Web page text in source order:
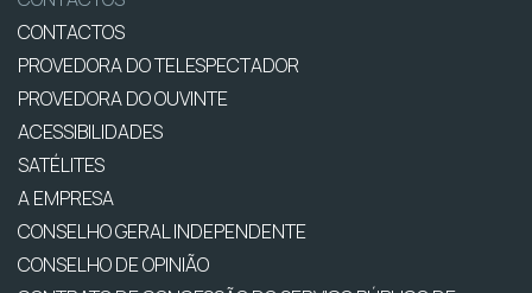
CONTACTOS
PROVEDORA DO TELESPECTADOR
PROVEDORA DO OUVINTE
ACESSIBILIDADES
SATÉLITES
A EMPRESA
CONSELHO GERAL INDEPENDENTE
CONSELHO DE OPINIÃO